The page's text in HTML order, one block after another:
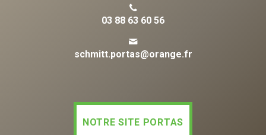
03 88 63 60 56
schmitt.portas@orange.fr
NOTRE SITE PORTAS